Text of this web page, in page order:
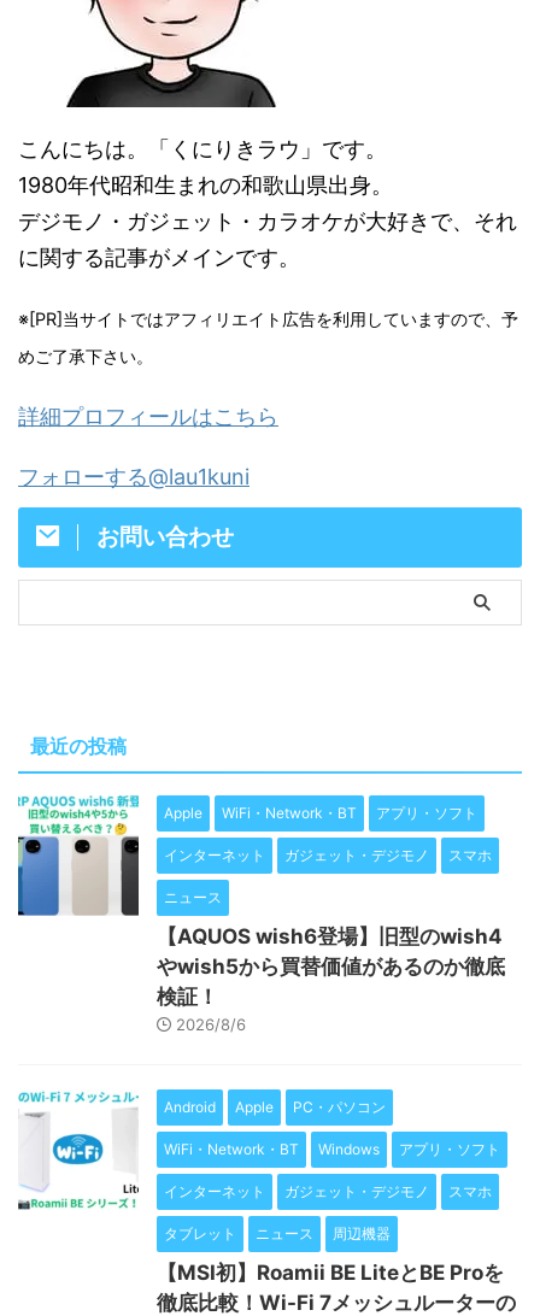
こんにちは。「くにりきラウ」です。
1980年代昭和生まれの和歌山県出身。
デジモノ・ガジェット・カラオケが大好きで、それ
に関する記事がメインです。
※[PR]当サイトではアフィリエイト広告を利用していますので、予
めご了承下さい。
詳細プロフィールはこちら
フォローする@lau1kuni
お問い合わせ
最近の投稿
Apple WiFi・Network・BT アプリ・ソフト
インターネット ガジェット・デジモノ スマホ
ニュース
【AQUOS wish6登場】旧型のwish4
やwish5から買替価値があるのか徹底
検証！
2026/8/6
Android Apple PC・パソコン
WiFi・Network・BT Windows アプリ・ソフト
インターネット ガジェット・デジモノ スマホ
タブレット ニュース 周辺機器
【MSI初】Roamii BE LiteとBE Proを
徹底比較！Wi-Fi 7メッシュルーターの